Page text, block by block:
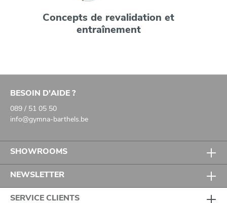
Concepts de revalidation et
entraînement
BESOIN D'AIDE ?
089 / 51 05 50
info@gymna-barthels.be
SHOWROOMS
NEWSLETTER
SERVICE CLIENTS